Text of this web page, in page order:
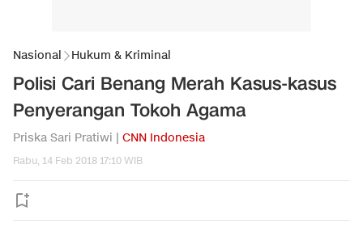
Nasional Hukum & Kriminal
Polisi Cari Benang Merah Kasus-kasus
Penyerangan Tokoh Agama
Priska Sari Pratiwi | CNN Indonesia
Rabu, 14 Feb 2018 17:10 WIB